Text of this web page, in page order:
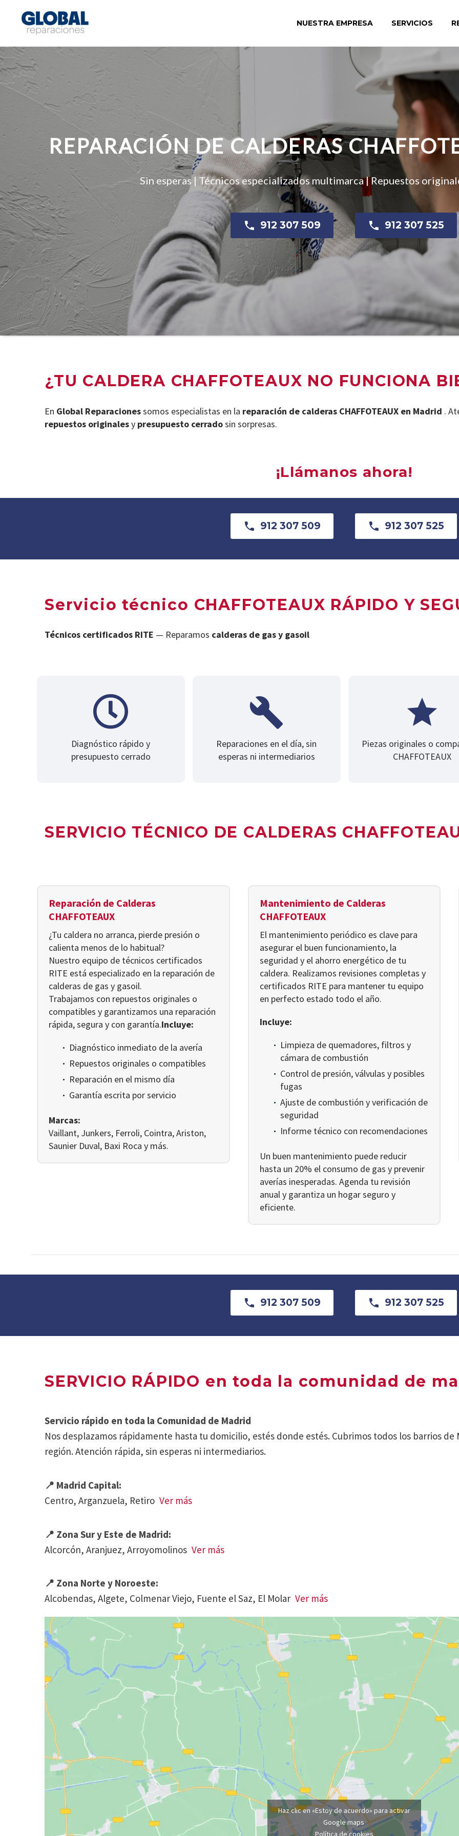
NUESTRA EMPRESA SERVICIOS
REPARACIÓN DE CALDERAS
Sin esperas | Técnicos especializados multimarca | Repuestos
 912 307 509  912 307 525
¿TU CALDERA CHAFFOTEAUX NO FUNCIONA
En Global Reparacionessomos especialistas en la reparación de calderas CHAFFOTEAUX en Madrid .
repuestos originalesy presupuesto cerradosin sorpresas.
¡Llámanos ahora!
 912 307 509  912 307 525
Servicio técnico CHAFFOTEAUX RÁPIDO Y
Técnicos certificados RITE — Reparamos calderas de gas y gasoil
Diagnóstico rápido y
presupuesto cerrado
Reparaciones en el día, sin
esperas ni intermediarios
Piezas originales o
CHAFFOTEAUX
SERVICIO TÉCNICO DE CALDERAS
Reparación de Calderas
CHAFFOTEAUX
¿Tu caldera no arranca, pierde presión o
calienta menos de lo habitual?
Nuestro equipo de técnicos certificados
RITE está especializado en la reparación de
calderas de gas y gasoil.
Trabajamos con repuestos originales o
compatibles y garantizamos una reparación
rápida, segura y con garantía.Incluye:
Diagnóstico inmediato de la avería
Repuestos originales o compatibles
Reparación en el mismo día
Garantía escrita por servicio
Marcas:
Vaillant, Junkers, Ferroli, Cointra, Ariston,
Saunier Duval, Baxi Roca y más.
Mantenimiento de Calderas
CHAFFOTEAUX
El mantenimiento periódico es clave para
asegurar el buen funcionamiento, la
seguridad y el ahorro energético de tu
caldera. Realizamos revisiones completas y
certificados RITE para mantener tu equipo
en perfecto estado todo el año.
Incluye:
Limpieza de quemadores, filtros y
cámara de combustión
Control de presión, válvulas y posibles
fugas
Ajuste de combustión y verificación de
seguridad
Informe técnico con recomendaciones
Un buen mantenimiento puede reducir
hasta un 20% el consumo de gas y prevenir
averías inesperadas. Agenda tu revisión
anual y garantiza un hogar seguro y
eficiente.
 912 307 509  912 307 525
SERVICIO RÁPIDO en toda la comunidad de
Servicio rápido en toda la Comunidad de Madrid
Nos desplazamos rápidamente hasta tu domicilio, estés donde estés. Cubrimos todos los barrios de
región. Atención rápida, sin esperas ni intermediarios.
📍 Madrid Capital:
Centro, Arganzuela, Retiro Ver más
📍 Zona Sur y Este de Madrid:
Alcorcón, Aranjuez, Arroyomolinos Ver más
📍 Zona Norte y Noroeste:
Alcobendas, Algete, Colmenar Viejo, Fuente el Saz, El Molar Ver más
Haz clic en «Estoy de acuerdo» para activar
Google maps
Política de cookies